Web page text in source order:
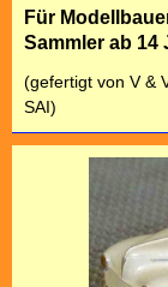
Für
Sammler ab 14
(gefertigt von V &
SAI)